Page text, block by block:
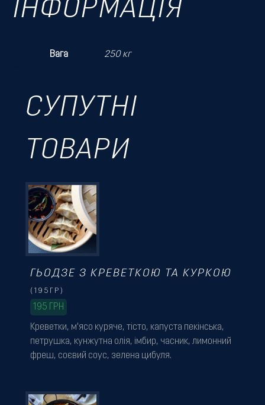
ІНФОРМАЦІЯ
Вага 250 кг
СУПУТНІ
ТОВАРИ
Креветки, м'ясо куряче, тісто, капуста пекінська,
петрушка, кунжутна олія, імбир, часник, лимонний
фреш, соєвий соус, зелена цибуля.
ГЬОДЗЕ З КРЕВЕТКОЮ ТА КУРКОЮ
(195ГР)
195 ГРН